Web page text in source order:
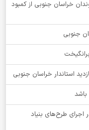
خراسان جنوبی از کمبود
استاندار خراسان جنوبی
طرح‌های بنیاد